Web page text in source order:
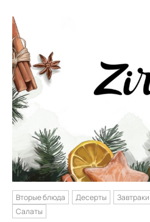
Вторые блюда Десерты Завтраки
Салаты